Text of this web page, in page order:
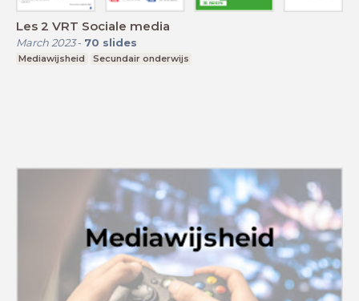
Les 2 VRT Sociale media
March 2023- 70 slides
Mediawijsheid Secundair onderwijs